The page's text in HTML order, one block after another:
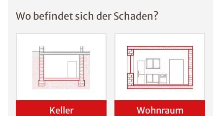
welcher eine mögliche Gefahr für die Gesundheit ist.
Unverbindliche
Schadensanalyse erhalten
Wo befindet sich der Schaden?